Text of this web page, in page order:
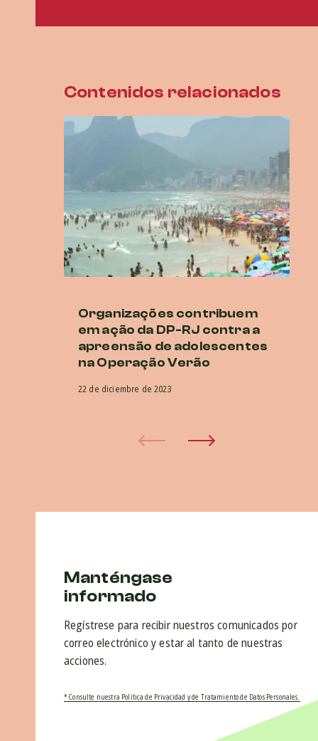
Contenidos relacionados
Organizações contribuem
em ação da DP-RJ contra a
apreensão de adolescentes
na Operação Verão
22 de diciembre de 2023
Manténgase
informado
Regístrese para recibir nuestros comunicados por
correo electrónico y estar al tanto de nuestras
acciones.
* Consulte nuestra Política de Privacidad y de Tratamiento de Datos Personales.